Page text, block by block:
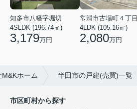
知多市八幡字堀切
4SLDK (196.74㎡)
3,179万円
常滑市古場町４丁目
4LDK (105.16㎡)
2,080万円
ホーム 半田市の戸建(売買)一覧
市区町村から探す